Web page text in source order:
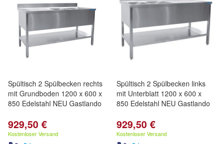
Spültisch 2 Spülbecken rechts
mit Grundboden 1200 x 600 x
850 Edelstahl NEU Gastlando
929,50 €
Kostenloser Versand
Spültisch 2 Spülbecken links
mit Unterblatt 1200 x 600 x
850 Edelstahl NEU Gastlando
929,50 €
Kostenloser Versand